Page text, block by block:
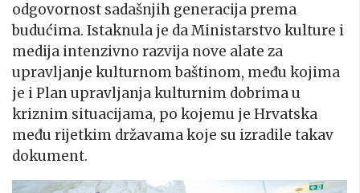
odgovornost sadašnjih generacija prema
budućima. Istaknula je da Ministarstvo kulture i
medija intenzivno razvija nove alate za
upravljanje kulturnom baštinom, među kojima
je i Plan upravljanja kulturnim dobrima u
kriznim situacijama, po kojemu je Hrvatska
među rijetkim državama koje su izradile takav
dokument.